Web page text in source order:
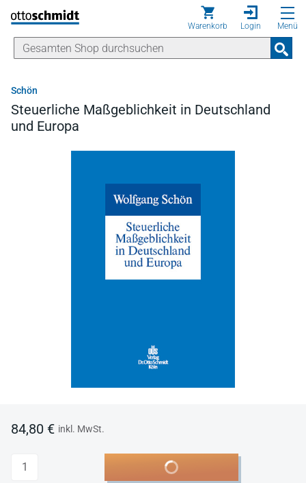
Direkt zum Inhalt
Warenkorb Login Menü
Schön
Steuerliche Maßgeblichkeit in Deutschland
und Europa
84,80 € inkl. MwSt.
Anzahl In den Warenkorb